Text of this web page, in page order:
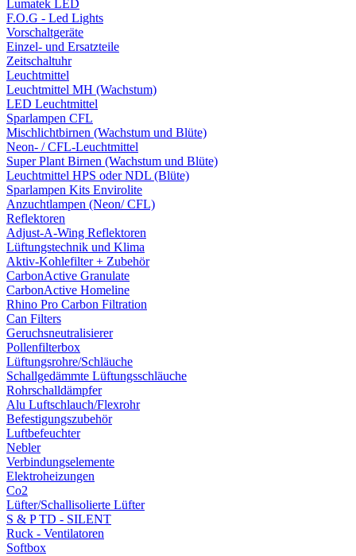
Lumatek LED
F.O.G - Led Lights
Vorschaltgeräte
Einzel- und Ersatzteile
Zeitschaltuhr
Leuchtmittel
Leuchtmittel MH (Wachstum)
LED Leuchtmittel
Sparlampen CFL
Mischlichtbirnen (Wachstum und Blüte)
Neon- / CFL-Leuchtmittel
Super Plant Birnen (Wachstum und Blüte)
Leuchtmittel HPS oder NDL (Blüte)
Sparlampen Kits Envirolite
Anzuchtlampen (Neon/ CFL)
Reflektoren
Adjust-A-Wing Reflektoren
Lüftungstechnik und Klima
Aktiv-Kohlefilter + Zubehör
CarbonActive Granulate
CarbonActive Homeline
Rhino Pro Carbon Filtration
Can Filters
Geruchsneutralisierer
Pollenfilterbox
Lüftungsrohre/Schläuche
Schallgedämmte Lüftungsschläuche
Rohrschalldämpfer
Alu Luftschlauch/Flexrohr
Befestigungszubehör
Luftbefeuchter
Nebler
Verbindungselemente
Elektroheizungen
Co2
Lüfter/Schallisolierte Lüfter
S & P TD - SILENT
Ruck - Ventilatoren
Softbox